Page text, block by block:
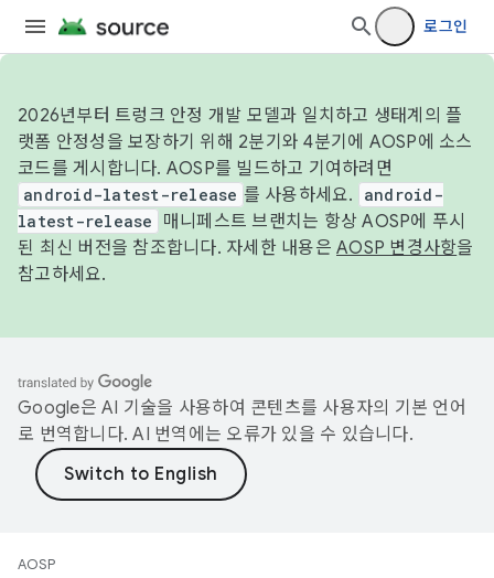
로그인
2026년부터 트렁크 안정 개발 모델과 일치하고 생태계의 플
랫폼 안정성을 보장하기 위해 2분기와 4분기에 AOSP에 소스
코드를 게시합니다. AOSP를 빌드하고 기여하려면
android-latest-release 를 사용하세요.
android-
latest-release
매니페스트 브랜치는 항상 AOSP에 푸시
된 최신 버전을 참조합니다. 자세한 내용은 AOSP 변경사항을
참고하세요.
Google은 AI 기술을 사용하여 콘텐츠를 사용자의 기본 언어
로 번역합니다. AI 번역에는 오류가 있을 수 있습니다.
AOSP